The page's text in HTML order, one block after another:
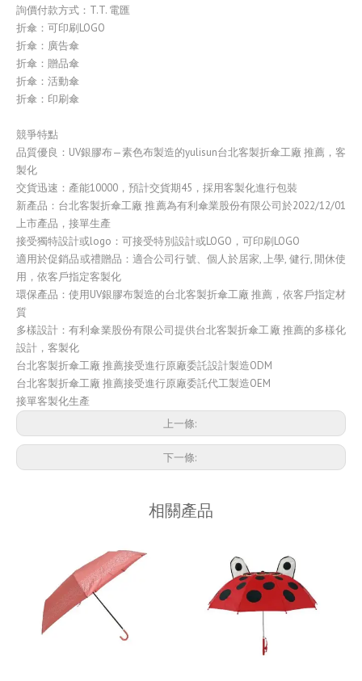
詢價付款方式：T.T. 電匯
折傘：可印刷LOGO
折傘：廣告傘
折傘：贈品傘
折傘：活動傘
折傘：印刷傘
競爭特點
品質優良：UV銀膠布—素色布製造的yulisun台北客製折傘工廠 推薦，客
製化
交貨迅速：產能10000，預計交貨期45，採用客製化進行包裝
新產品：台北客製折傘工廠 推薦為有利傘業股份有限公司於2022/12/01
上市產品，接單生產
接受獨特設計或logo：可接受特別設計或LOGO，可印刷LOGO
適用於促銷品或禮贈品：適合公司行號、個人於居家, 上學, 健行, 閒休使
用，依客戶指定客製化
環保產品：使用UV銀膠布製造的台北客製折傘工廠 推薦，依客戶指定材
質
多樣設計：有利傘業股份有限公司提供台北客製折傘工廠 推薦的多樣化
設計，客製化
台北客製折傘工廠 推薦接受進行原廠委託設計製造ODM
台北客製折傘工廠 推薦接受進行原廠委託代工製造OEM
接單客製化生產
上一條:
下一條:
相關產品